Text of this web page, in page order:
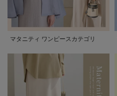
マタニティ ワンピースカテゴリ